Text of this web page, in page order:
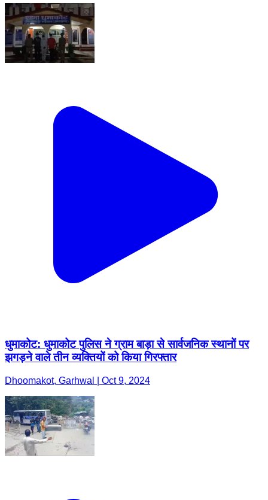
धुमाकोट: धुमाकोट पुलिस ने ग्राम बाड़ा से सार्वजनिक स्थानों पर
झगड़ने वाले तीन व्यक्तियों को किया गिरफ्तार
Dhoomakot, Garhwal | Oct 9, 2024